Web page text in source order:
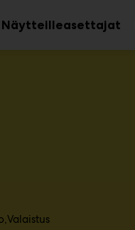
Näytteilleasettajat
Valaistus